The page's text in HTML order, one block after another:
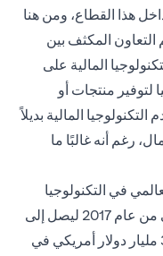
هذا القطاع، ومن هنا
المكثف بين
المالية على
لتوفير منتجات أو
المالية بديلاً
رغم أنه غالبًا ما
في التكنولوجيا
المالية بأكثر من الضعف في الربع الثاني من عام 2017 ليصل إلى
8.4 مليار دولار أمريكي، بعد أن كان 3.6 مليار دولار أمريكي في